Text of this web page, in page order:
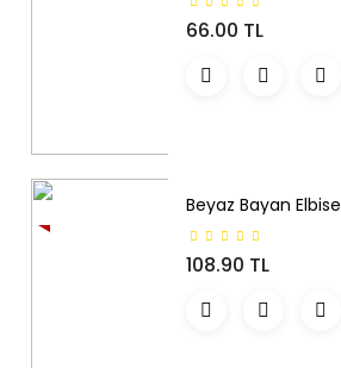
66.00 TL
Beyaz Bayan Elbise
108.90 TL